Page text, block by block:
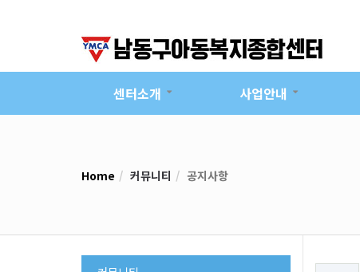
센터소개 사업안내
Home 커뮤니티 공지사항